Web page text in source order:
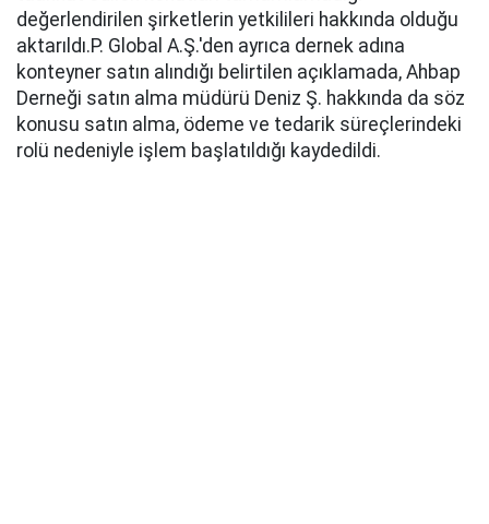
değerlendirilen şirketlerin yetkilileri hakkında olduğu
aktarıldı.P. Global A.Ş.'den ayrıca dernek adına
konteyner satın alındığı belirtilen açıklamada, Ahbap
Derneği satın alma müdürü Deniz Ş. hakkında da söz
konusu satın alma, ödeme ve tedarik süreçlerindeki
rolü nedeniyle işlem başlatıldığı kaydedildi.